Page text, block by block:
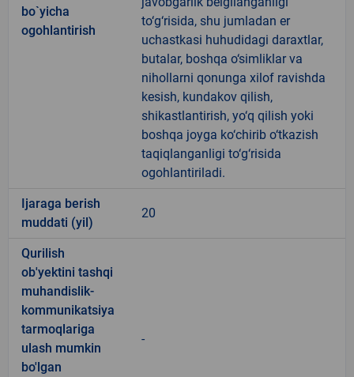
bo`yicha
ogohlantirish
to‘g‘risida, shu jumladan er
uchastkasi huhudidagi daraxtlar,
butalar, boshqa o‘simliklar va
nihollarni qonunga xilof ravishda
kesish, kundakov qilish,
shikastlantirish, yo‘q qilish yoki
boshqa joyga ko‘chirib o‘tkazish
taqiqlanganligi to‘g‘risida
ogohlantiriladi.
Ijaraga berish
muddati (yil)
20
Qurilish
ob'yektini tashqi
muhandislik-
kommunikatsiya
tarmoqlariga
ulash mumkin
bo'lgan
-